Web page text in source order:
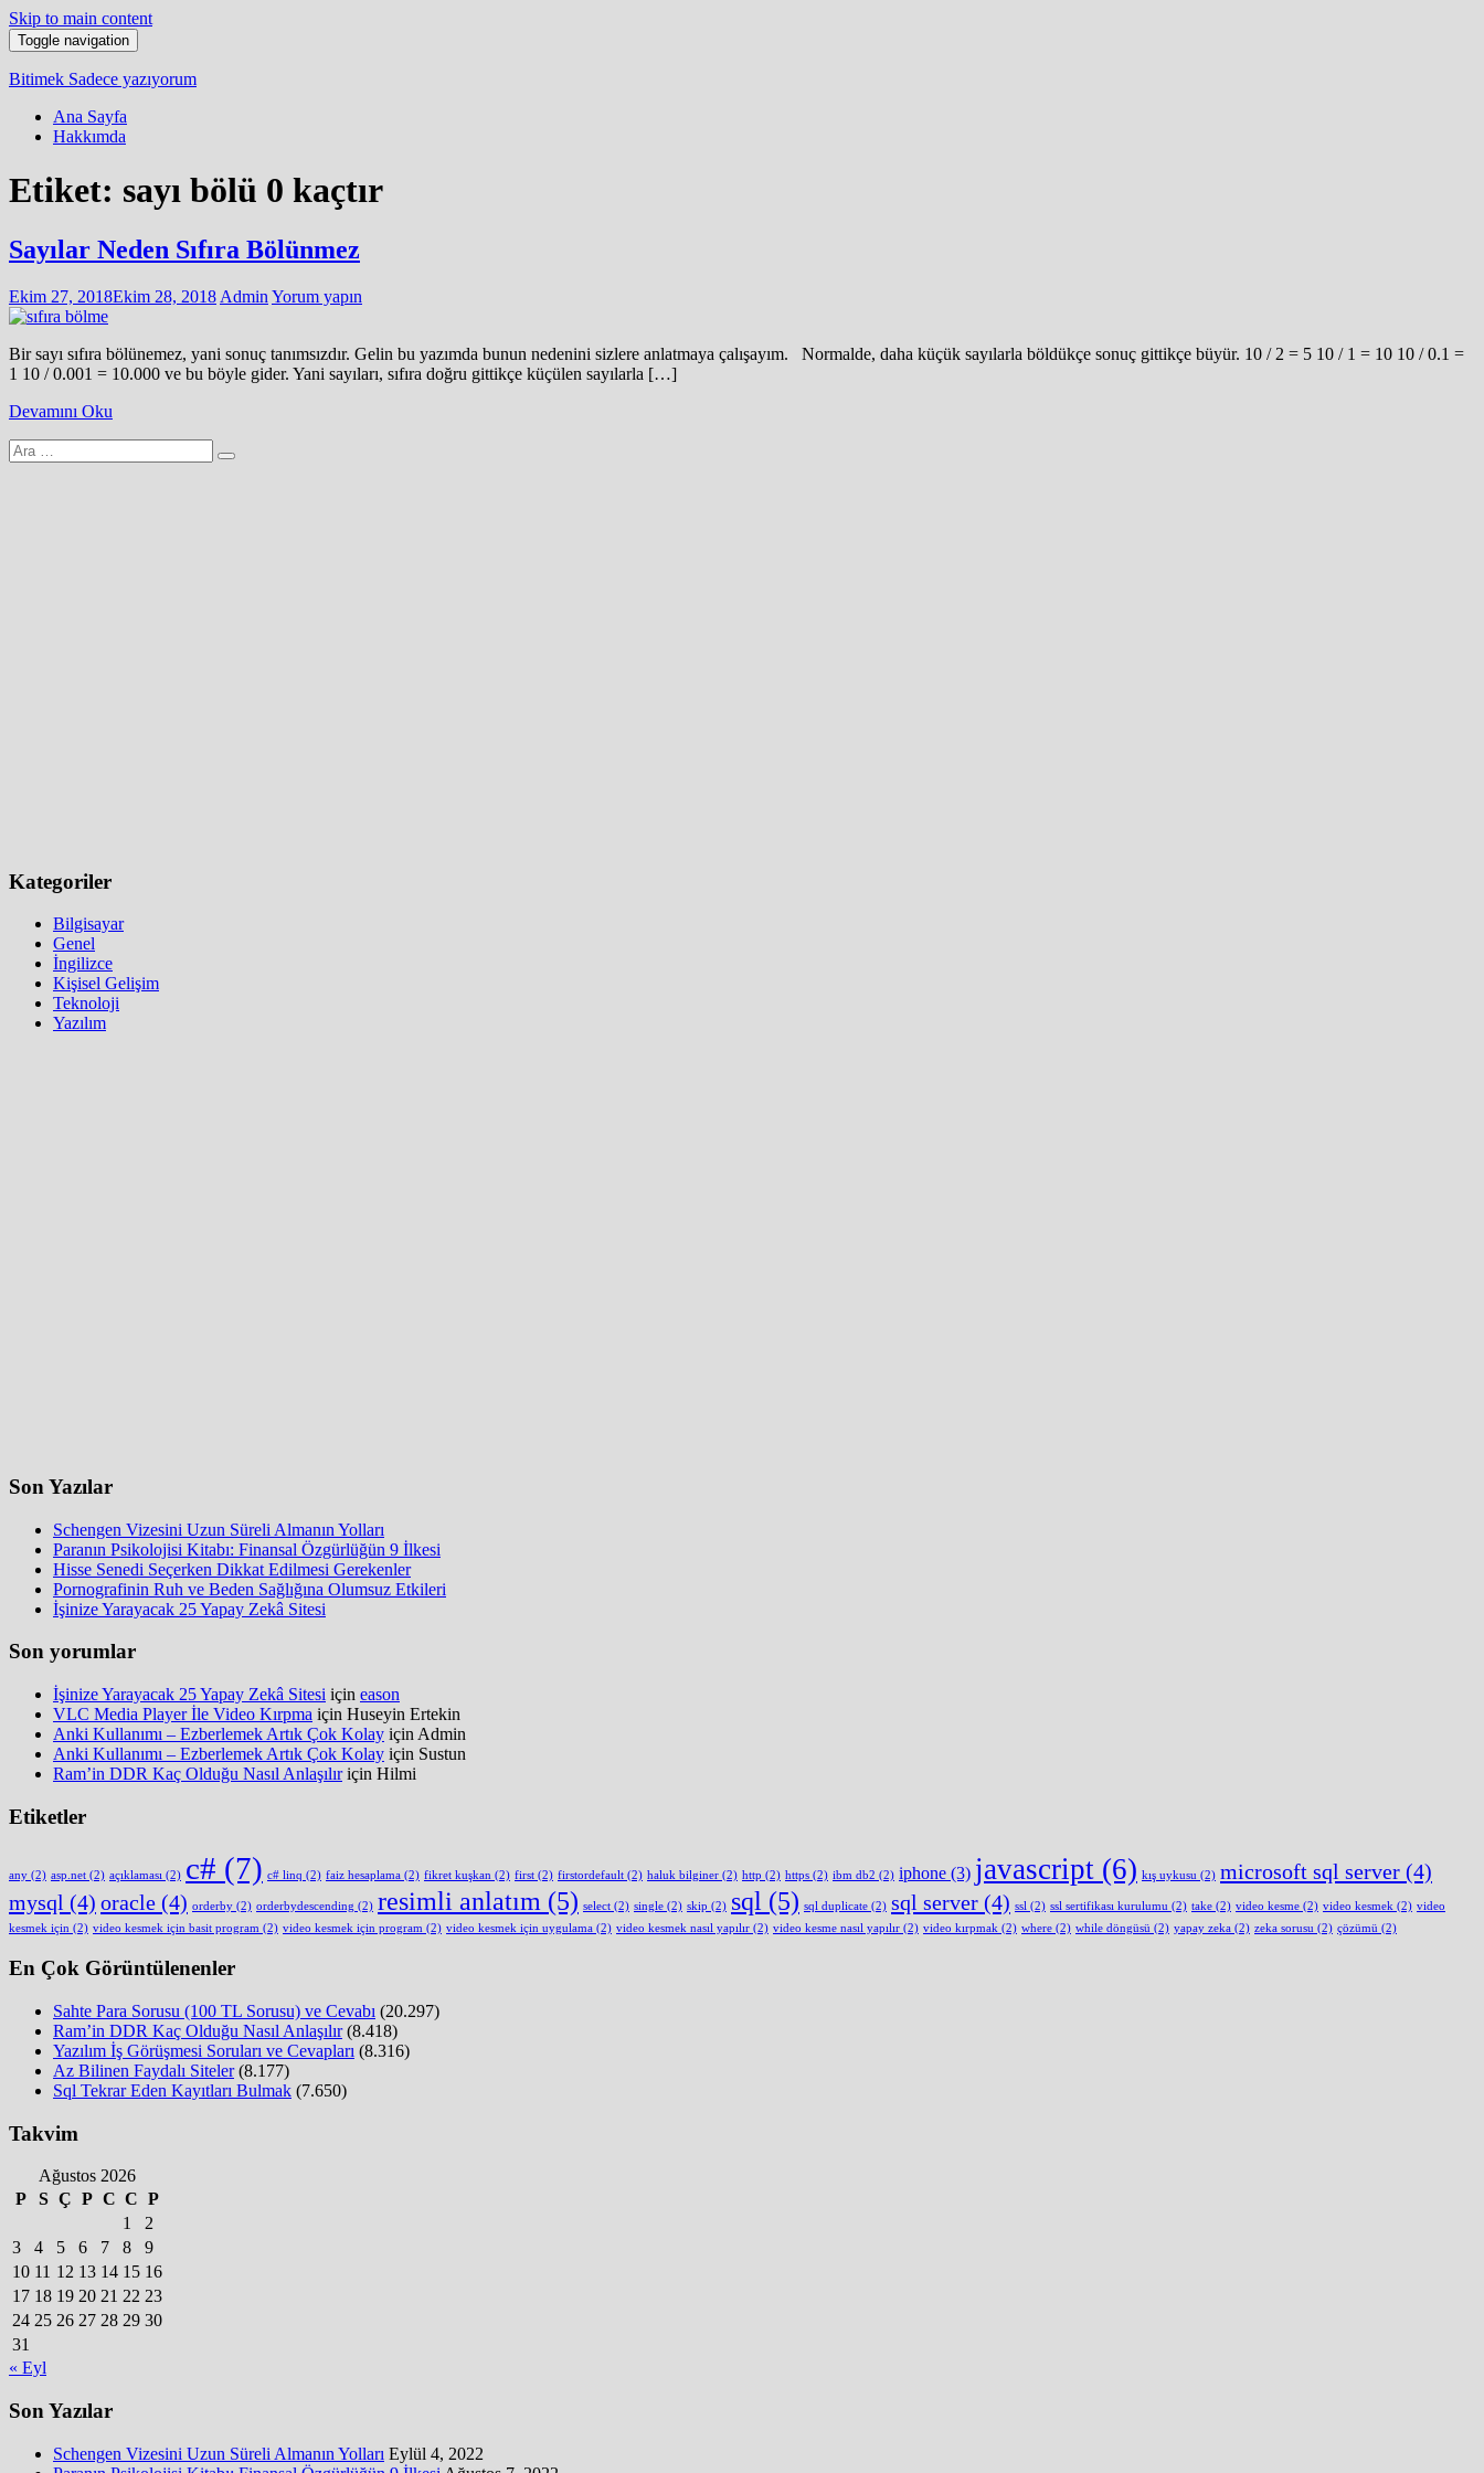
Skip to main content
Toggle navigation
Bitimek Sadece yazıyorum
Ana Sayfa
Hakkımda
Etiket: sayı bölü 0 kaçtır
Sayılar Neden Sıfıra Bölünmez
Ekim 27, 2018Ekim 28, 2018 Admin Yorum yapın
Bir sayı sıfıra bölünemez, yani sonuç tanımsızdır. Gelin bu yazımda bunun nedenini sizlere anlatmaya çalışayım. Normalde, daha küçük sayılarla böldükçe sonuç gittikçe büyür. 10 / 2 = 5 10 / 1 = 10 10 / 0.1 =
1 10 / 0.001 = 10.000 ve bu böyle gider. Yani sayıları, sıfıra doğru gittikçe küçülen sayılarla […]
Devamını Oku
Arama
yap:
Kategoriler
Bilgisayar
Genel
İngilizce
Kişisel Gelişim
Teknoloji
Yazılım
Son Yazılar
Schengen Vizesini Uzun Süreli Almanın Yolları
Paranın Psikolojisi Kitabı: Finansal Özgürlüğün 9 İlkesi
Hisse Senedi Seçerken Dikkat Edilmesi Gerekenler
Pornografinin Ruh ve Beden Sağlığına Olumsuz Etkileri
İşinize Yarayacak 25 Yapay Zekâ Sitesi
Son yorumlar
İşinize Yarayacak 25 Yapay Zekâ Sitesi için eason
VLC Media Player İle Video Kırpma için Huseyin Ertekin
Anki Kullanımı – Ezberlemek Artık Çok Kolay için Admin
Anki Kullanımı – Ezberlemek Artık Çok Kolay için Sustun
Ram’in DDR Kaç Olduğu Nasıl Anlaşılıriçin Hilmi
Etiketler
any (2) asp.net (2) açıklaması (2) c# (7) c# linq (2) faiz hesaplama (2) fikret kuşkan (2) first (2) firstordefault (2) haluk bilginer (2) http (2) https (2) ibm db2 (2) iphone (3) javascript (6) kış uykusu (2) microsoft sql server (4)
mysql (4) oracle (4) orderby (2) orderbydescending (2) resimli anlatım (5) select (2) single (2) skip (2) sql (5) sql duplicate (2) sql server (4) ssl (2) ssl sertifikası kurulumu (2) take (2) video kesme (2) video kesmek (2) video
kesmek için (2) video kesmek için basit program (2) video kesmek için program (2) video kesmek için uygulama (2) video kesmek nasıl yapılır (2) video kesme nasıl yapılır (2) video kırpmak (2) where (2) while döngüsü (2) yapay zeka (2) zeka sorusu (2) çözümü (2)
En Çok Görüntülenenler
Sahte Para Sorusu (100 TL Sorusu) ve Cevabı (20.297)
Ram’in DDR Kaç Olduğu Nasıl Anlaşılır (8.418)
Yazılım İş Görüşmesi Soruları ve Cevapları (8.316)
Az Bilinen Faydalı Siteler (8.177)
Sql Tekrar Eden Kayıtları Bulmak (7.650)
Takvim
Ağustos 2026
P
S Ç P C C P
1
2
3
4 5 6 7 8
9
10 11 12 13 14 15 16
17 18 19 20 21 22 23
24 25 26 27 28 29 30
31
« Eyl
Son Yazılar
Schengen Vizesini Uzun Süreli Almanın Yolları Eylül 4, 2022